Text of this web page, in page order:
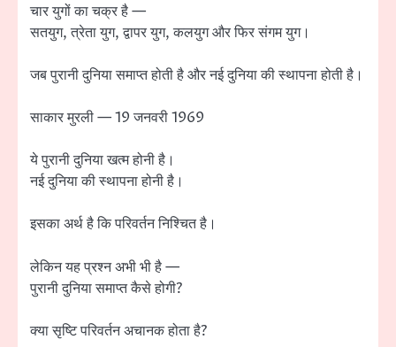
चार युगों का चक्र है —
सतयुग, त्रेता युग, द्वापर युग, कलयुग और फिर संगम युग।
जब पुरानी दुनिया समाप्त होती है और नई दुनिया की स्थापना होती है।
साकार मुरली — 19 जनवरी 1969
ये पुरानी दुनिया खत्म होनी है।
नई दुनिया की स्थापना होनी है।
इसका अर्थ है कि परिवर्तन निश्चित है।
लेकिन यह प्रश्न अभी भी है —
पुरानी दुनिया समाप्त कैसे होगी?
क्या सृष्टि परिवर्तन अचानक होता है?